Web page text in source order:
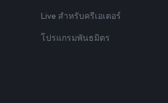
Live สำหรับครีเอเตอร์
โปรแกรมพันธมิตร